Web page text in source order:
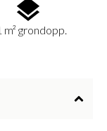
m² grondopp.